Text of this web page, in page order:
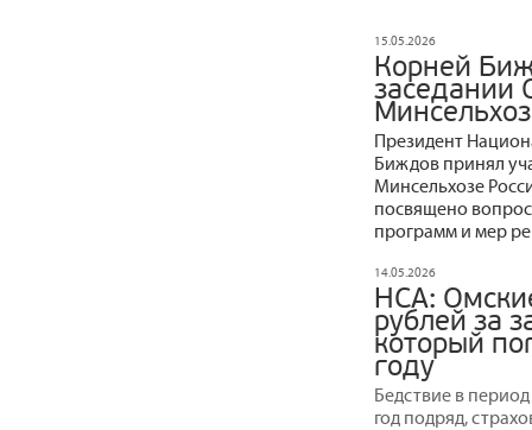
15.05.2026
Корней
заседании
Президент
Биждов принял
Минсельхозе
посвящено
программ и мер
14.05.2026
НСА:
рублей за
который
году
Бедствие в
год подряд,